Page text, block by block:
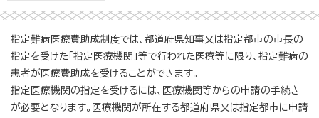
指定難病医療費助成制度では、都道府県知事又は指定都市の市長の
指定を受けた「指定医療機関」等で行われた医療等に限り、指定難病の
患者が医療費助成を受けることができます。
指定医療機関の指定を受けるには、医療機関等からの申請の手続き
が必要となります。医療機関が所在する都道府県又は指定都市に申請